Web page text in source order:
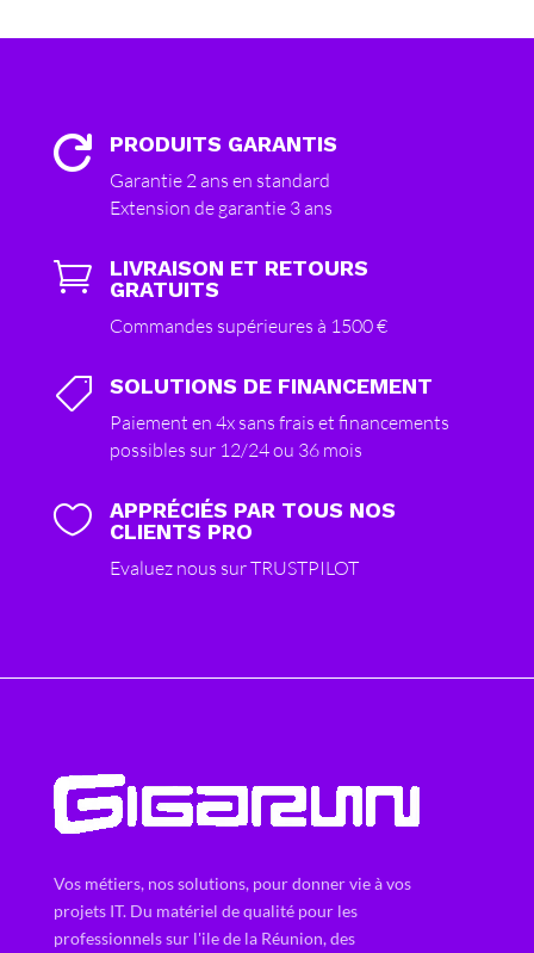
 PRODUITS GARANTIS
Garantie 2 ans en standard
Extension de garantie 3 ans

LIVRAISON ET RETOURS
GRATUITS
Commandes supérieures à 1500 €
 SOLUTIONS DE FINANCEMENT
Paiement en 4x sans frais et financements
possibles sur 12/24 ou 36 mois

APPRÉCIÉS PAR TOUS NOS
CLIENTS PRO
Evaluez nous sur TRUSTPILOT
Vos métiers, nos solutions, pour donner vie à vos
projets IT. Du matériel de qualité pour les
professionnels sur l'ile de la Réunion, des